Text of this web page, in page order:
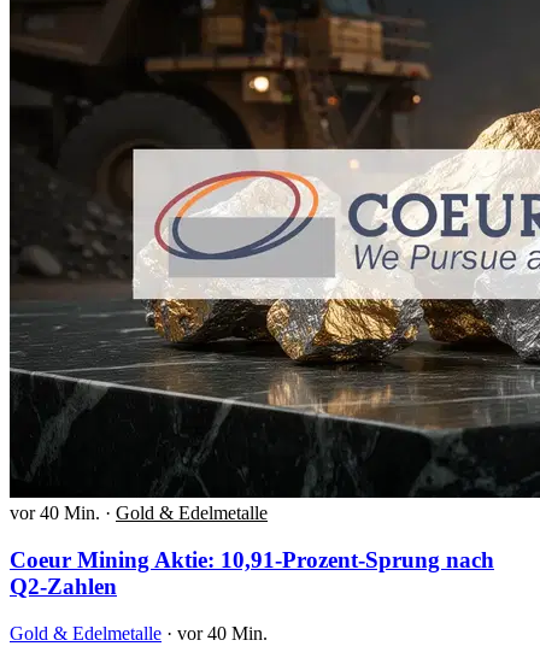
vor 40 Min. · Gold & Edelmetalle
Coeur Mining Aktie: 10,91-Prozent-Sprung nach
Q2-Zahlen
Gold & Edelmetalle · vor 40 Min.